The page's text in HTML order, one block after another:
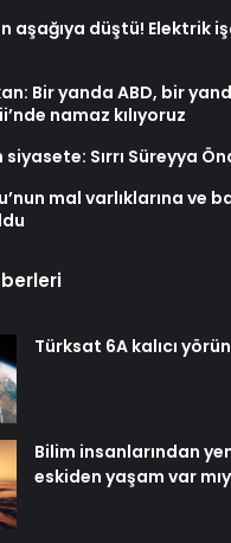
aşağıya düştü! Elektrik
Bir yanda ABD, bir
namaz kılıyoruz
Sırrı Süreyya
mal varlıklarına ve
Türksat 6A kalıcı
Bilim insanlarından
eskiden yaşam var